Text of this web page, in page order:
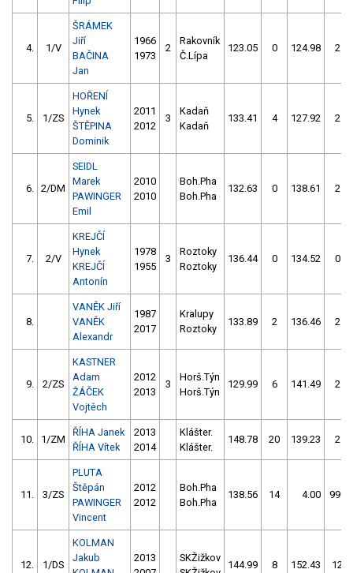
4. 1/V
ŠRÁMEK
Jiří
BAČINA
Jan
1966
1973
2
Rakovník
Č.Lípa
123.05 0 124.98 2
5. 1/ZS
HOŘENÍ
Hynek
ŠTĚPINA
Dominik
2011
2012
3
Kadaň
Kadaň
133.41 4 127.92 2
6. 2/DM
SEIDL
Marek
PAWINGER
Emil
2010
2010
Boh.Pha
Boh.Pha
132.63 0 138.61 2
7. 2/V
KREJČÍ
Hynek
KREJČÍ
Antonín
1978
1955
3
Roztoky
Roztoky
136.44 0 134.52 0
8.
VANĚK Jiří
VANĚK
Alexandr
1987
2017
Kralupy
Roztoky
133.89 2 136.46 2
9. 2/ZS
KASTNER
Adam
ŽÁČEK
Vojtěch
2012
2013
3
Horš.Týn
Horš.Týn
129.99 6 141.49 2
10. 1/ZM
ŘÍHA Janek
ŘÍHA Vítek
2013
2014
Klášter.
Klášter.
148.78 20 139.23 2
11. 3/ZS
PLUTA
Štěpán
PAWINGER
Vincent
2012
2012
Boh.Pha
Boh.Pha
138.56 14 4.00 999
12. 1/DS
KOLMAN
Jakub
2013
SKŽižkov
144.99 8 152.43 12